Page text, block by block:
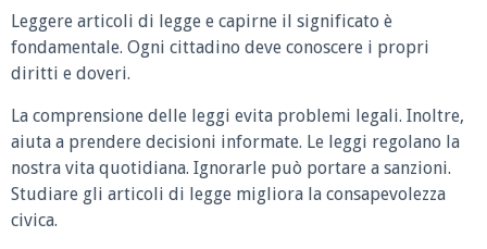
Leggere articoli di legge e capirne il significato è
fondamentale. Ogni cittadino deve conoscere i propri
diritti e doveri.
La comprensione delle leggi evita problemi legali. Inoltre,
aiuta a prendere decisioni informate. Le leggi regolano la
nostra vita quotidiana. Ignorarle può portare a sanzioni.
Studiare gli articoli di legge migliora la consapevolezza
civica.